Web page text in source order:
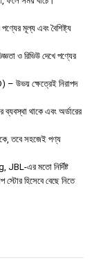
মূল্য এবং বৈশিষ্ট্য
ও রিভিউ দেখে পণ্যের
– উভয় ক্ষেত্রেই নিরাপদ
থাকে এবং অর্ডারের
তবে সহজেই পণ্য
এর মতো নির্দিষ্ট
স্টোর হিসেবে বেছে নিতে